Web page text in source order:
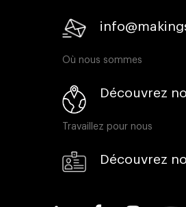
Où nous sommes
Découvrez
Travaillez pour nous
Découvrez